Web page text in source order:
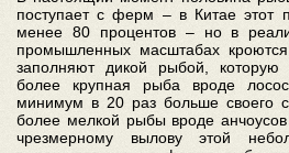
поступает с ферм – в Китае этот
менее 80 процентов – но в
промышленных масштабах
заполняют дикой рыбой,
более крупная рыба вроде
минимум в 20 раз больше своего
более мелкой рыбы вроде
чрезмерному вылову этой